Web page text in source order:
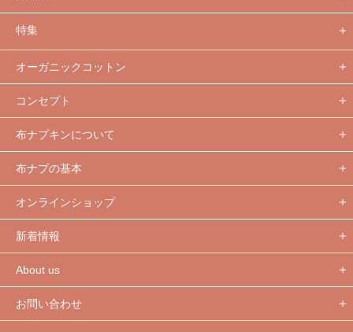
特集
オーガニックコットン
コンセプト
布ナプキンについて
布ナプの基本
オンラインショップ
新着情報
About us
お問い合わせ